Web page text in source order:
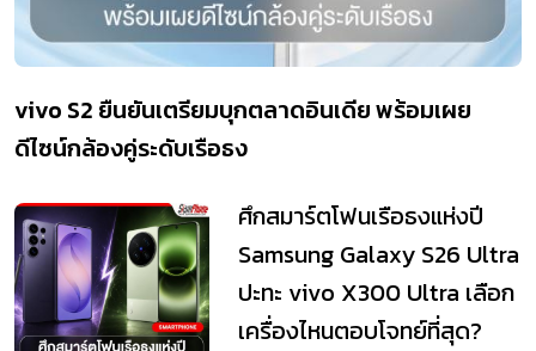
vivo S2 ยืนยันเตรียมบุกตลาดอินเดีย พร้อมเผย
ดีไซน์กล้องคู่ระดับเรือธง
ศึกสมาร์ตโฟนเรือธงแห่งปี
Samsung Galaxy S26 Ultra
ปะทะ vivo X300 Ultra เลือก
เครื่องไหนตอบโจทย์ที่สุด?